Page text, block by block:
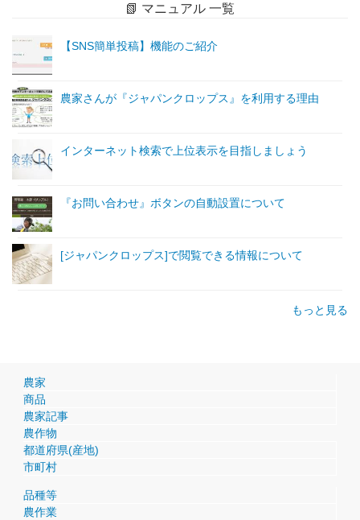
📗 マニュアル 一覧
【SNS簡単投稿】機能のご紹介
農家さんが『ジャパンクロップス』を利用する理由
インターネット検索で上位表示を目指しましょう
『お問い合わせ』ボタンの自動設置について
[ジャパンクロップス]で閲覧できる情報について
もっと見る
農家
商品
農家記事
農作物
都道府県(産地)
市町村
品種等
農作業